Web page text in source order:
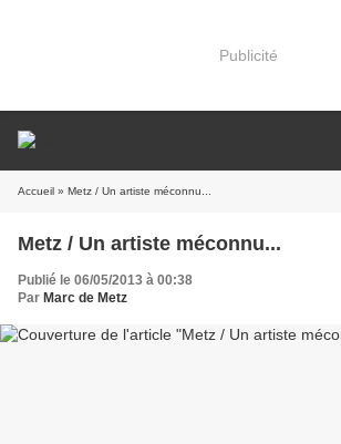
Publicité
Accueil » Metz / Un artiste méconnu...
Metz / Un artiste méconnu...
Publié le 06/05/2013 à 00:38
Par Marc de Metz